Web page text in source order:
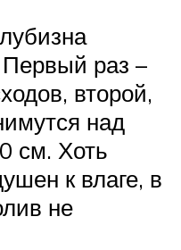
раз –
второй,
над
см. Хоть
к влаге, в
не